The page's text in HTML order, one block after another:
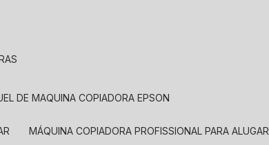
DE MAQUINA COPIADORA EPSON
MÁQUINA COPIADORA PROFISSIONAL PARA ALUGAR